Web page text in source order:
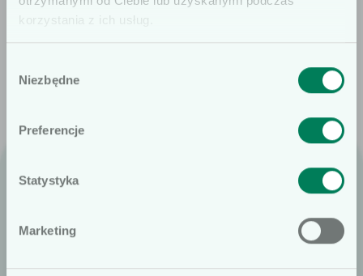
korzystania z ich usług.
zgody
Niezbędne
Preferencje
Statystyka
Marketing
90-032 Łódź
Informujemy, że prezentowane artykuły
profesjonalnie związanych z dziedziną
szczególności, kierujemy ofertę do
osób wykonujących zawód medyczny,
medycznymi oraz ich pracowników i
treści zamieszczone na naszej stronie
nie stanowią porad medycznych ani